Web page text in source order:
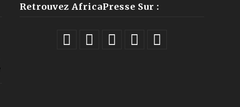
Retrouvez AfricaPresse Sur :